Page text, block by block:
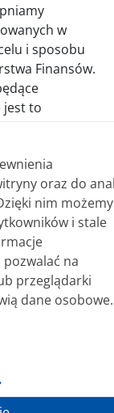
w
i sposobu
Finansów.
jest to
licencji
Polska.
oraz do
nim możemy
i stale
na
przeglądarki
dane osobowe.